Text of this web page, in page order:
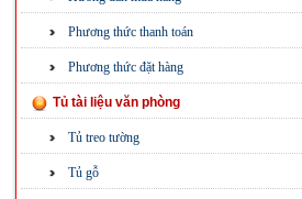
Phương thức thanh toán
Phương thức đặt hàng
Tủ tài liệu văn phòng
Tủ treo tường
Tủ gỗ